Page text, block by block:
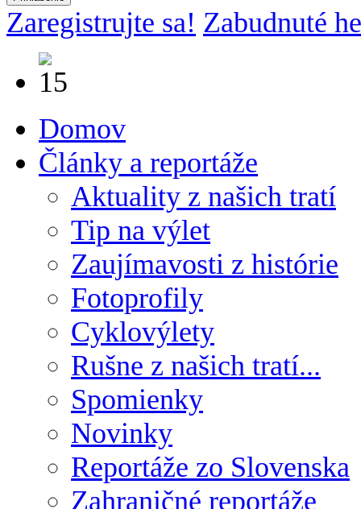
Zaregistrujte sa! Zabudnuté
Domov
Články a reportáže
Aktuality z našich tratí
Tip na výlet
Zaujímavosti z histórie
Fotoprofily
Cyklovýlety
Rušne z našich tratí...
Spomienky
Novinky
Reportáže zo Slovenska
Zahraničné reportáže